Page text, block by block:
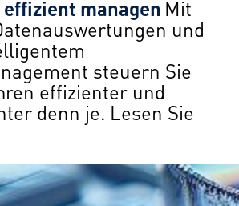
managen Mit
und
steuern Sie
effizienter und
denn je. Lesen Sie